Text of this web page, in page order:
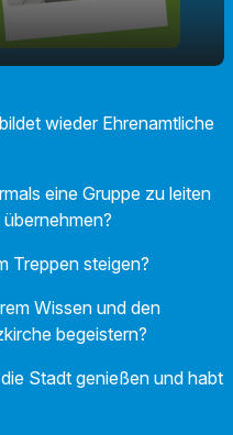
wieder Ehrenamtliche
eine Gruppe zu leiten
Treppen steigen?
Wissen und den
begeistern?
Stadt genießen und habt